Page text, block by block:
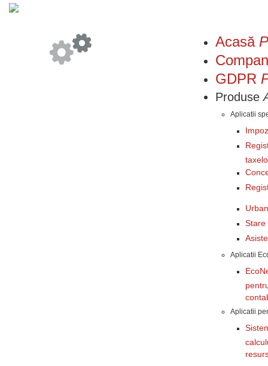
Acasă
GDPR
Produse
Aplicatii
Stare
Aplicatii
Aplicatii